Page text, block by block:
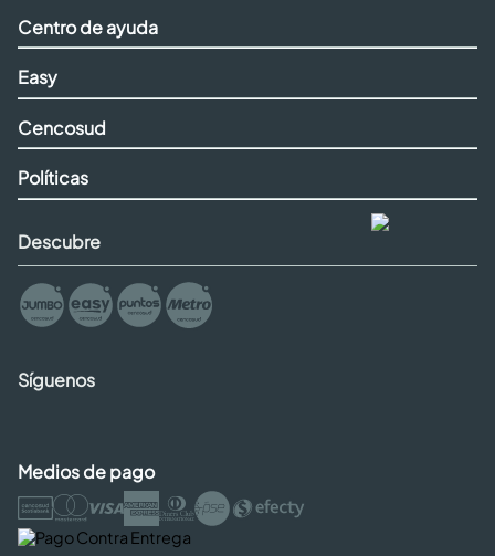
Centro de ayuda
Easy
Cencosud
Políticas
Descubre
Síguenos
Medios de pago